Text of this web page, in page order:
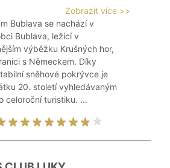
Zobrazit více >>
Bublava se nachází v
Bublava, ležící v
výběžku Krušných hor,
s Německem. Díky
sněhové pokrývce je
20. století vyhledávaným
celoroční turistiku. ...